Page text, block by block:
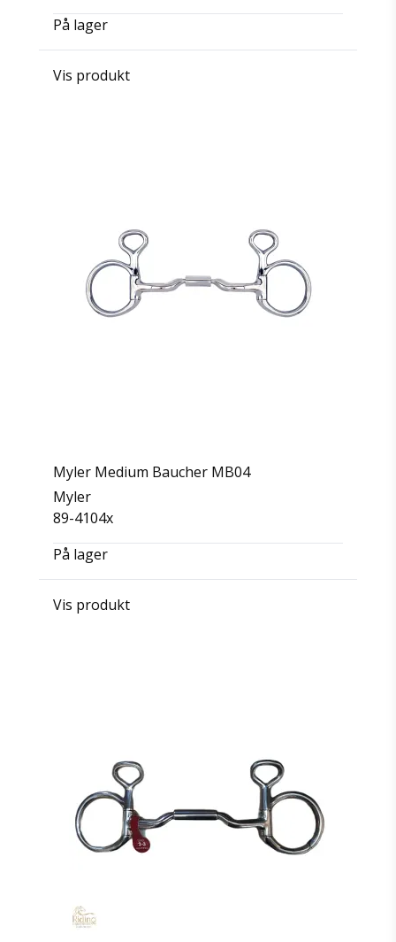
På lager
Vis produkt
Myler Medium Baucher MB04
Myler
89-4104x
På lager
Vis produkt